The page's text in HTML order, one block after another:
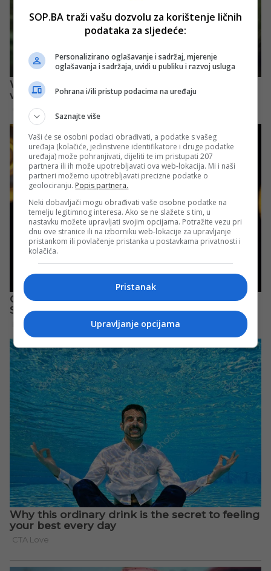
SOP.BA traži vašu dozvolu za korištenje ličnih
podataka za sljedeće:
Personalizirano oglašavanje i sadržaj, mjerenje
oglašavanja i sadržaja, uvidi u publiku i razvoj usluga
Pohrana i/ili pristup podacima na uređaju
Saznajte više
Vaši će se osobni podaci obrađivati, a podatke s vašeg
uređaja (kolačiće, jedinstvene identifikatore i druge podatke
uređaja) može pohranjivati, dijeliti te im pristupati 207
partnera ili ih može upotrebljavati ova web-lokacija. Mi i naši
partneri možemo upotrebljavati precizne podatke o
geolociranju. Popis partnera.
Neki dobavljači mogu obrađivati vaše osobne podatke na
temelju legitimnog interesa. Ako se ne slažete s tim, u
nastavku možete upravljati svojim opcijama. Potražite vezu pri
dnu ove stranice ili na izborniku web-lokacije za upravljanje
pristankom ili povlačenje pristanka u postavkama privatnosti i
kolačića.
Pristanak
Upravljanje opcijama